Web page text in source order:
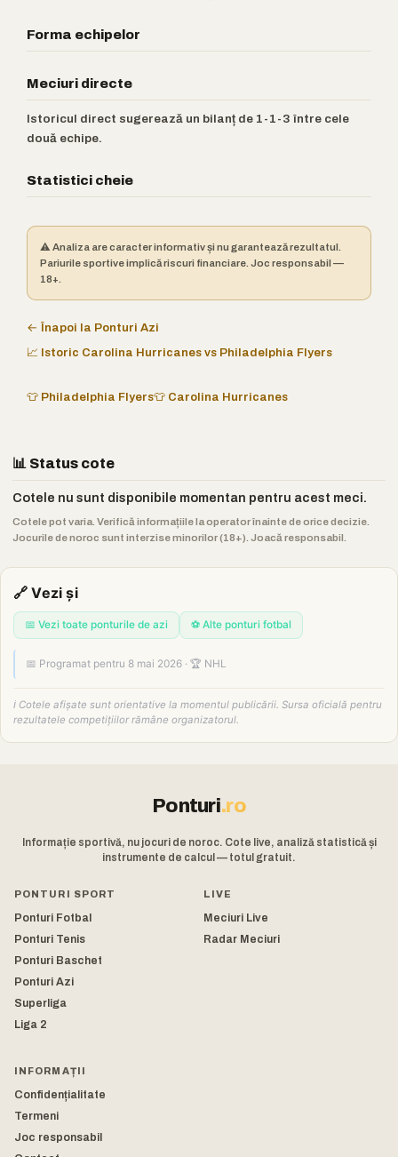
Forma echipelor
Meciuri directe
Istoricul direct sugerează un bilanț de 1-1-3 între cele
două echipe.
Statistici cheie
⚠️ Analiza are caracter informativ și nu garantează rezultatul.
Pariurile sportive implică riscuri financiare. Joc responsabil —
18+.
← Înapoi la Ponturi Azi
📈 Istoric Carolina Hurricanes vs Philadelphia Flyers
👕 Philadelphia Flyers👕 Carolina Hurricanes
📊 Status cote
Cotele nu sunt disponibile momentan pentru acest meci.
Cotele pot varia. Verifică informațiile la operator înainte de orice decizie.
Jocurile de noroc sunt interzise minorilor (18+). Joacă responsabil.
🔗 Vezi și
📅 Vezi toate ponturile de azi ⚽ Alte ponturi fotbal
📅 Programat pentru 8 mai 2026 · 🏆 NHL
ℹ️ Cotele afișate sunt orientative la momentul publicării. Sursa oficială pentru
rezultatele competițiilor rămâne organizatorul.
Ponturi.ro
Informație sportivă, nu jocuri de noroc. Cote live, analiză statistică și
instrumente de calcul — totul gratuit.
PONTURI SPORT
Ponturi Fotbal
Ponturi Tenis
Ponturi Baschet
Ponturi Azi
Superliga
Liga 2
LIVE
Meciuri Live
Radar Meciuri
INFORMAȚII
Confidențialitate
Termeni
Joc responsabil